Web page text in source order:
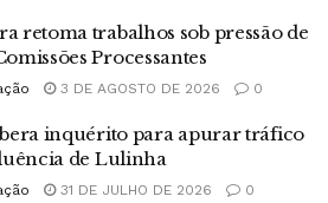
retoma trabalhos sob pressão de
Processantes
3 DE AGOSTO DE 2026 0
inquérito para apurar tráfico
de Lulinha
31 DE JULHO DE 2026 0